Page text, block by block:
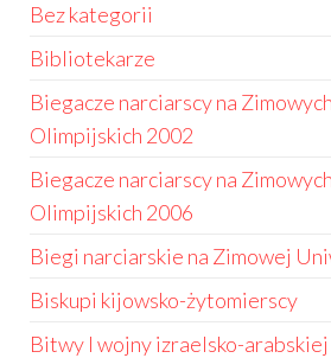
Bez kategorii
Bibliotekarze
Biegacze narciarscy na
Olimpijskich 2002
Biegacze narciarscy na
Olimpijskich 2006
Biegi narciarskie na Zimowej
Biskupi kijowsko-żytomierscy
Bitwy I wojny izraelsko-arabskiej